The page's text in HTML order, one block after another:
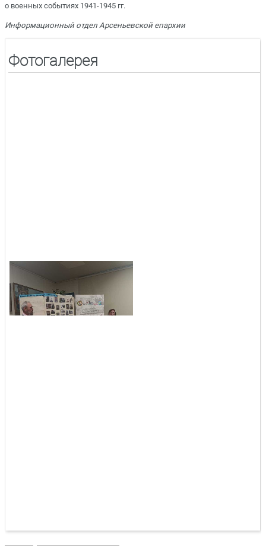
о военных событиях 1941-1945 гг.
Информационный отдел Арсеньевской епархии
Фотогалерея